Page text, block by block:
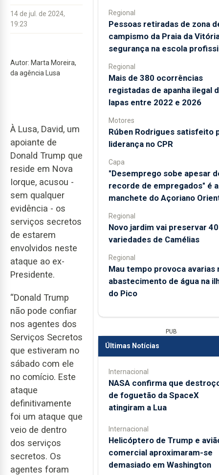
14 de jul. de 2024,
19:23
Autor: Marta Moreira,
da agência Lusa
À Lusa, David, um
apoiante de
Donald Trump que
reside em Nova
Iorque, acusou -
sem qualquer
evidência - os
serviços secretos
de estarem
envolvidos neste
ataque ao ex-
Presidente.
“Donald Trump
não pode confiar
nos agentes dos
Serviços Secretos
que estiveram no
sábado com ele
no comício. Este
ataque
definitivamente
foi um ataque que
veio de dentro
dos serviços
secretos. Os
agentes foram
Regional
Pessoas retiradas de zona
campismo da Praia da
segurança na escola
Regional
Mais de 380 ocorrências
registadas de apanha ilegal
lapas entre 2022 e 2026
Motores
Rúben Rodrigues satisfeito
liderança no CPR
Capa
"Desemprego sobe apesar
recorde de empregados" é a
manchete do Açoriano
Regional
Novo jardim vai preservar
variedades de Camélias
Regional
Mau tempo provoca avarias
abastecimento de água na
do Pico
PUB
Últimas Notícias
Internacional
NASA confirma que
de foguetão da SpaceX
atingiram a Lua
Internacional
Helicóptero de Trump e
comercial aproximaram-se
demasiado em Washington